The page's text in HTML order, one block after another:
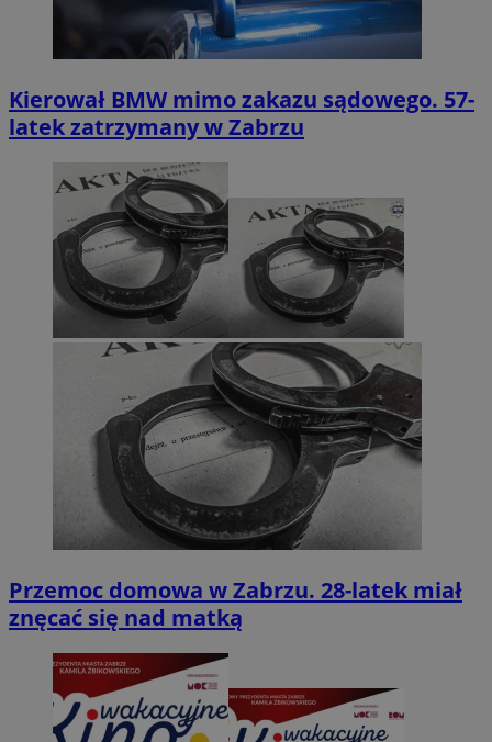
Kierował BMW mimo zakazu sądowego. 57-
latek zatrzymany w Zabrzu
Przemoc domowa w Zabrzu. 28-latek miał
znęcać się nad matką